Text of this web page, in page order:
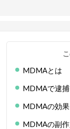
MDMAとは
MDMAで逮
MDMAの効果
MDMAの副